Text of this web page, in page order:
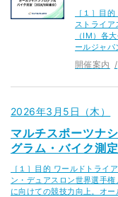
［１］目
ストライア
（IM）各
ールジャ
開催案内
2026年3月5日（木）
マルチスポーツナ
グラム・バイク測
［１］目的 ワールドトライ
ン・デュアスロン世界選手
に向けての競技力向上。オ